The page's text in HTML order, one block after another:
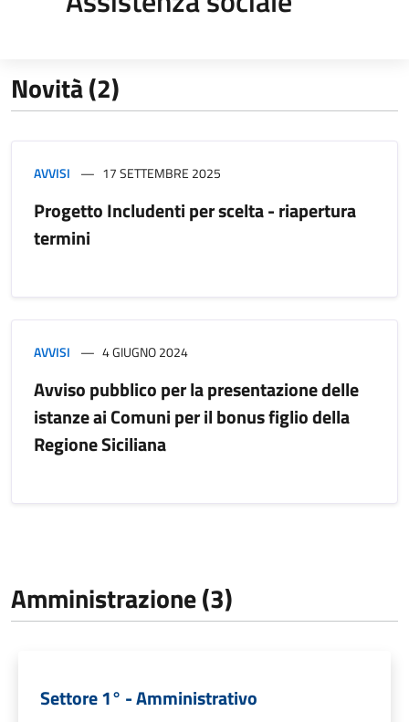
Novità (2)
AVVISI 17 SETTEMBRE 2025
Progetto Includenti per scelta - riapertura
termini
AVVISI 4 GIUGNO 2024
Avviso pubblico per la presentazione delle
istanze ai Comuni per il bonus figlio della
Regione Siciliana
Amministrazione (3)
Settore 1° - Amministrativo